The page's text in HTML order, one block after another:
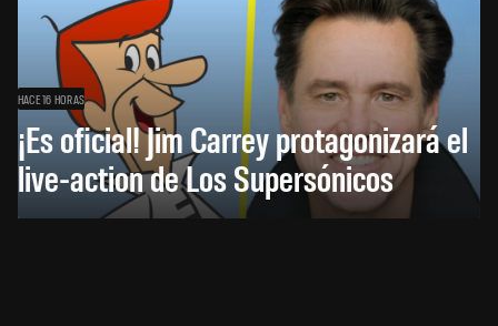
HACE 16 HORAS
¡Es oficial! Jim Carrey protagonizará el
live-action de Los Supersónicos